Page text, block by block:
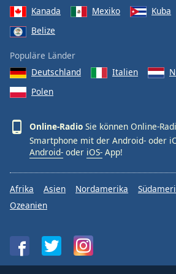
Kanada
Mexiko Kuba
Belize
Populäre Länder
Deutschland
Italien
Polen
Online-Radio Sie können Online-
Smartphone mit der Android- oder
Android- oder iOS- App!
Afrika Asien Nordamerika
Ozeanien